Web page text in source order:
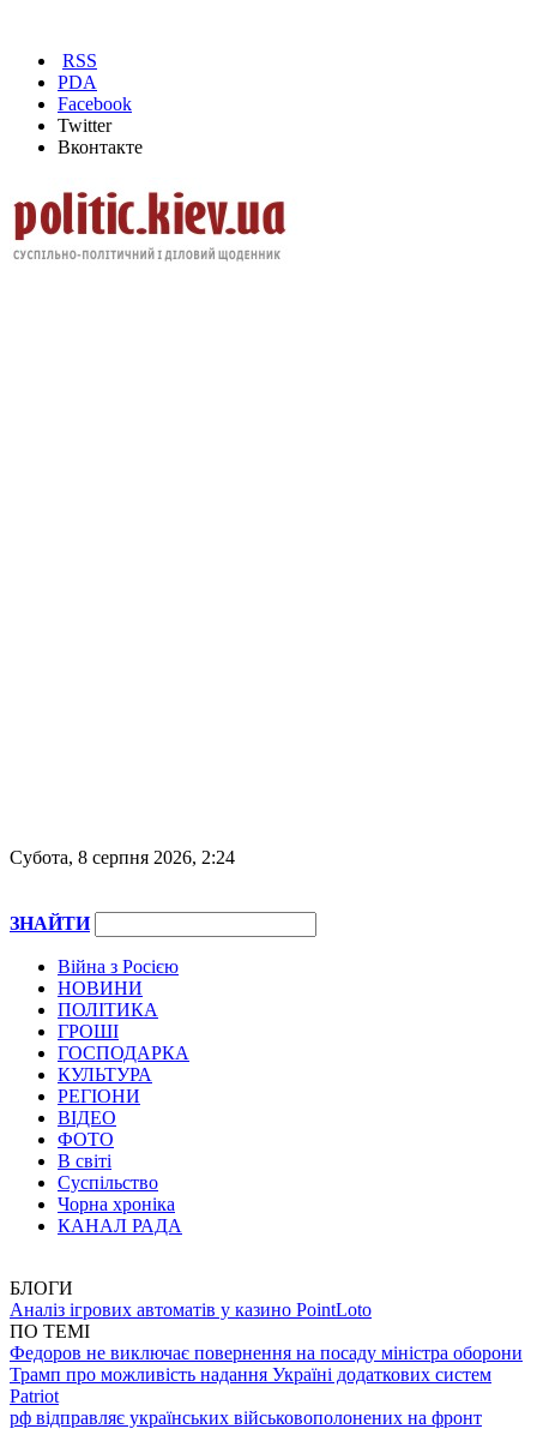
RSS
PDA
Facebook
Twitter
Вконтакте
Субота, 8 серпня 2026, 2:24
ЗНАЙТИ
Війна з Росією
НОВИНИ
ПОЛІТИКА
ГРОШІ
ГОСПОДАРКА
КУЛЬТУРА
РЕГІОНИ
ВІДЕО
ФОТО
В світі
Суспільство
Чорна хроніка
КАНАЛ РАДА
БЛОГИ
Аналіз ігрових автоматів у казино PointLoto
ПО ТЕМІ
Федоров не виключає повернення на посаду міністра оборони
Трамп про можливість надання Україні додаткових систем
Patriot
рф відправляє українських військовополонених на фронт